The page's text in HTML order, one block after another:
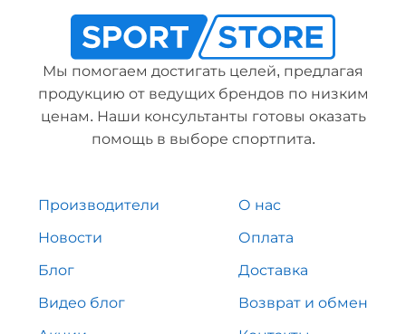
Мы помогаем достигать целей, предлагая
продукцию от ведущих брендов по низким
ценам. Наши консультанты готовы оказать
помощь в выборе спортпита.
Производители
Новости
Блог
Видео блог
О нас
Оплата
Доставка
Возврат и обмен